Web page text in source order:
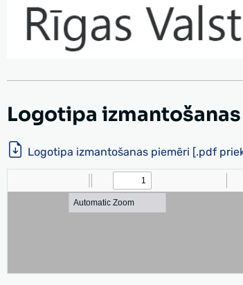
Logotipa
Logotipa izmantošanas piemēri [.pdf